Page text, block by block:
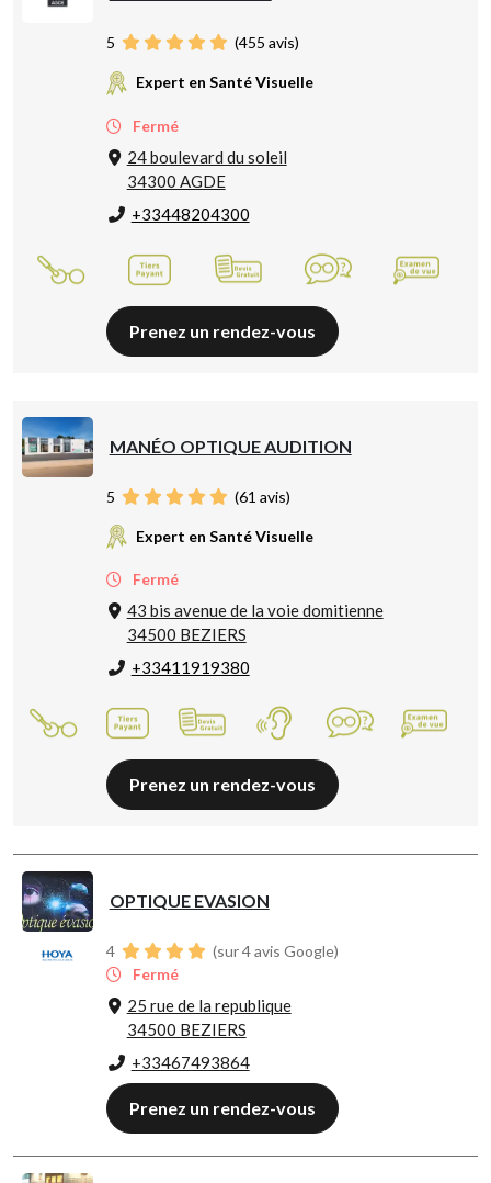
5 (455 avis)
Expert en Santé Visuelle
Fermé
24 boulevard du soleil
34300 AGDE
+33448204300
Prenez un rendez-vous
MANÉO OPTIQUE AUDITION
5 (61 avis)
Expert en Santé Visuelle
Fermé
43 bis avenue de la voie domitienne
34500 BEZIERS
+33411919380
Prenez un rendez-vous
OPTIQUE EVASION
4
(sur 4 avis Google)
Fermé
25 rue de la republique
34500 BEZIERS
+33467493864
Prenez un rendez-vous